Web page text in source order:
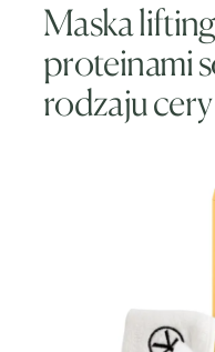
Maska
proteinami
rodzaju cery